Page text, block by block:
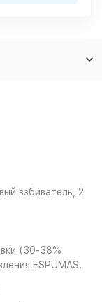
взбиватель, 2
(30-38%
ESPUMAS.